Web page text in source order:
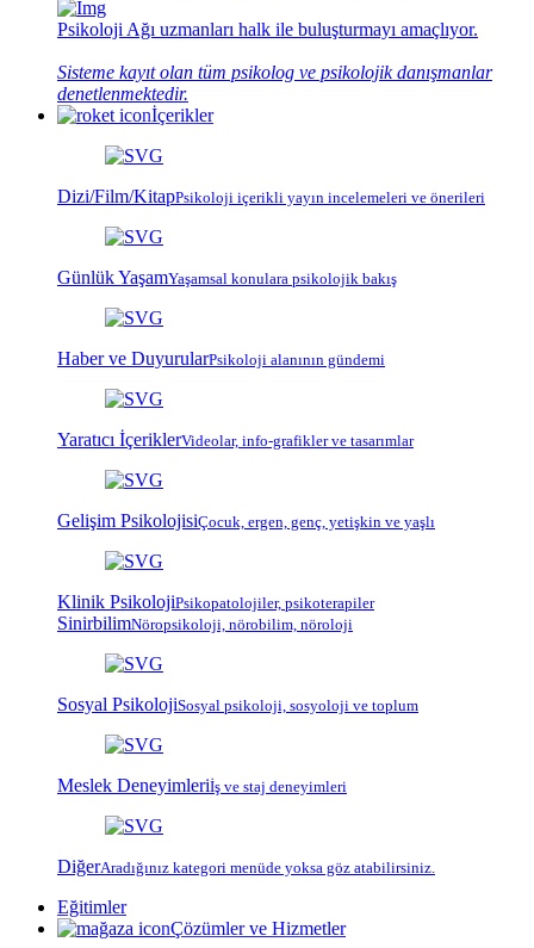
Psikoloji Ağı uzmanları halk ile buluşturmayı amaçlıyor.
Sisteme kayıt olan tüm psikolog ve psikolojik danışmanlar
denetlenmektedir.
İçerikler
Dizi/Film/KitapPsikoloji içerikli yayın incelemeleri ve önerileri
Günlük YaşamYaşamsal konulara psikolojik bakış
Haber ve DuyurularPsikoloji alanının gündemi
Yaratıcı İçeriklerVideolar, info-grafikler ve tasarımlar
Gelişim PsikolojisiÇocuk, ergen, genç, yetişkin ve yaşlı
Klinik PsikolojiPsikopatolojiler, psikoterapiler
SinirbilimNöropsikoloji, nörobilim, nöroloji
Sosyal PsikolojiSosyal psikoloji, sosyoloji ve toplum
Meslek Deneyimleriİş ve staj deneyimleri
DiğerAradığınız kategori menüde yoksa göz atabilirsiniz.
Eğitimler
Çözümler ve Hizmetler